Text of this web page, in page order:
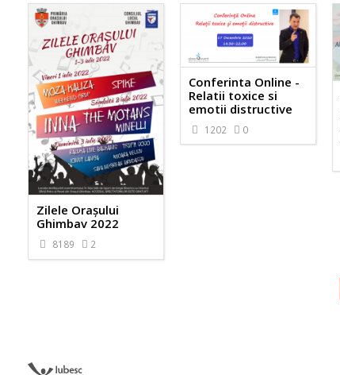
Zilele Orașului
Ghimbav 2022
8189 2
Conferinta Online -
Relatii toxice si
emotii distructive
1202 0